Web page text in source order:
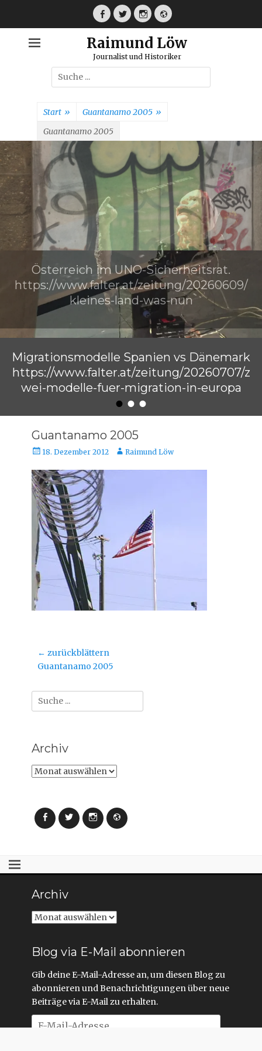
Facebook
TwitterInstagramWebseite
Raimund Löw
Journalist und Historiker
Suche
nach:
Start » Guantanamo 2005 »
Guantanamo 2005
•••
Österreich im UNO-Sicherheitsrat.
https://www.falter.at/zeitung/20260609/
kleines-land-was-nun
Veröffentlicht am Raimund Löw
Migrationsmodelle Spanien vs Dänemark
https://www.falter.at/zeitung/20260707/z
wei-modelle-fuer-migration-in-europa
Raimund Löw
Guantanamo 2005
Veröffentlicht
18. Dezember 2012 AutorRaimund Löw
Beitragsnavigation
← zurückblättern
Vorheriger
Guantanamo 2005
Suche
nach:
Archiv
Archiv
FacebookTwitter InstagramWebseite
Archiv
Archiv
Blog via E-Mail abonnieren
Gib deine E-Mail-Adresse an, um diesen Blog zu
abonnieren und Benachrichtigungen über neue
Beiträge via E-Mail zu erhalten.
E-